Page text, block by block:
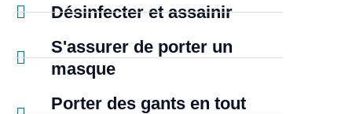
Désinfecter et assainir
S'assurer de porter un
masque
Porter des gants en tout